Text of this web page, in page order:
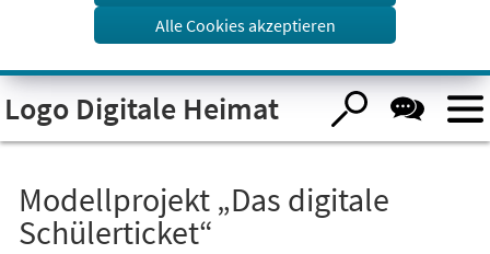
Visuelle
Assistenzsoftware
öffnen.
Alle Cookies akzeptieren
Logo Digitale Heimat
Modellprojekt „Das digitale
Schülerticket“